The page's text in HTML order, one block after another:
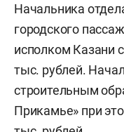
расчетка
республиканских
населением до
у него выходит
складывается из
ежемесячной
Начальника
городского
исполком Казани
тыс. рублей.
строительным
Прикамье» при